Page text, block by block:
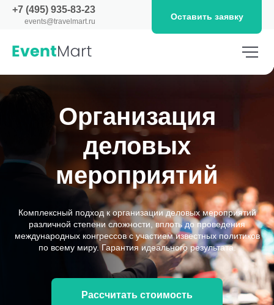
+7 (495) 935-83-23
events@travelmart.ru Оставить заявку
Организация
деловых
мероприятий
Комплексный подход к организации деловых мероприятий
различной степени сложности, вплоть до проведения
международных конгрессов с участием известных политиков
по всему миру. Гарантия идеального результата.
Рассчитать стоимость